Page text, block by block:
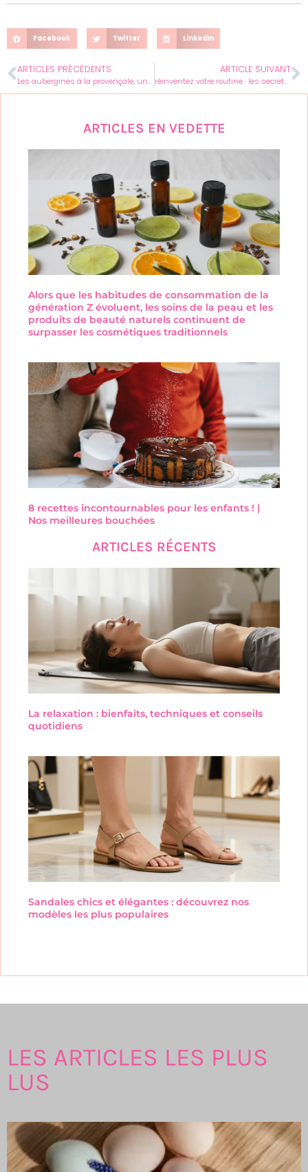
Facebook Twitter LinkedIn
ARTICLES PRÉCÉDENTS
Les aubergines à la provençale, un classique de l’été !
ARTICLE SUIVANT
réinventez votre routine : les secrets d’habitudes saines pour les femmes
ARTICLES EN VEDETTE
Alors que les habitudes de consommation de la
génération Z évoluent, les soins de la peau et les
produits de beauté naturels continuent de
surpasser les cosmétiques traditionnels
8 recettes incontournables pour les enfants ! |
Nos meilleures bouchées
ARTICLES RÉCENTS
La relaxation : bienfaits, techniques et conseils
quotidiens
Sandales chics et élégantes : découvrez nos
modèles les plus populaires
LES ARTICLES LES PLUS
LUS